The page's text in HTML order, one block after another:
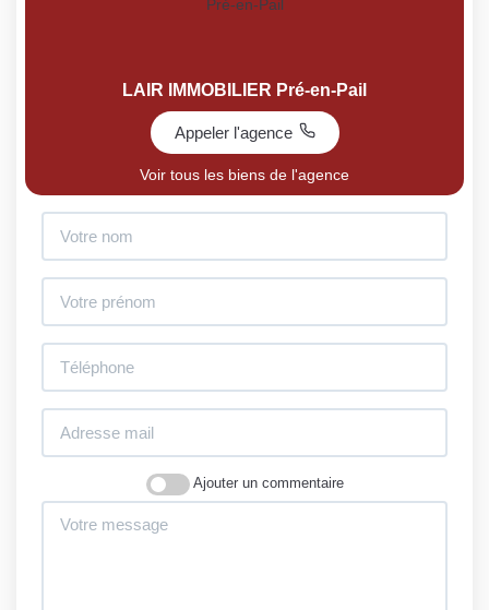
LAIR IMMOBILIER Pré-en-Pail
Appeler l'agence
Voir tous les biens de l'agence
Ajouter un commentaire